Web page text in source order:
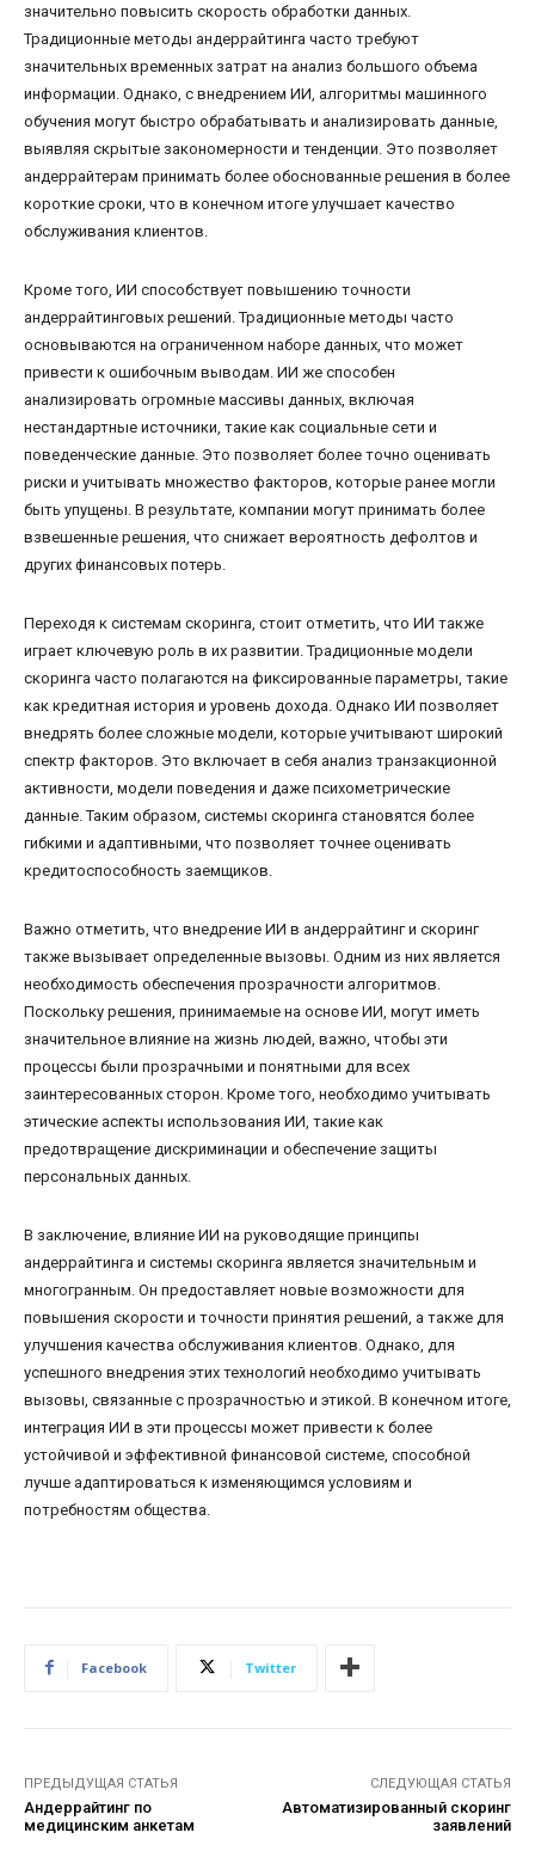
значительно повысить скорость обработки данных.
Традиционные методы андеррайтинга часто требуют
значительных временных затрат на анализ большого объема
информации. Однако, с внедрением ИИ, алгоритмы машинного
обучения могут быстро обрабатывать и анализировать данные,
выявляя скрытые закономерности и тенденции. Это позволяет
андеррайтерам принимать более обоснованные решения в более
короткие сроки, что в конечном итоге улучшает качество
обслуживания клиентов.
Кроме того, ИИ способствует повышению точности
андеррайтинговых решений. Традиционные методы часто
основываются на ограниченном наборе данных, что может
привести к ошибочным выводам. ИИ же способен
анализировать огромные массивы данных, включая
нестандартные источники, такие как социальные сети и
поведенческие данные. Это позволяет более точно оценивать
риски и учитывать множество факторов, которые ранее могли
быть упущены. В результате, компании могут принимать более
взвешенные решения, что снижает вероятность дефолтов и
других финансовых потерь.
Переходя к системам скоринга, стоит отметить, что ИИ также
играет ключевую роль в их развитии. Традиционные модели
скоринга часто полагаются на фиксированные параметры, такие
как кредитная история и уровень дохода. Однако ИИ позволяет
внедрять более сложные модели, которые учитывают широкий
спектр факторов. Это включает в себя анализ транзакционной
активности, модели поведения и даже психометрические
данные. Таким образом, системы скоринга становятся более
гибкими и адаптивными, что позволяет точнее оценивать
кредитоспособность заемщиков.
Важно отметить, что внедрение ИИ в андеррайтинг и скоринг
также вызывает определенные вызовы. Одним из них является
необходимость обеспечения прозрачности алгоритмов.
Поскольку решения, принимаемые на основе ИИ, могут иметь
значительное влияние на жизнь людей, важно, чтобы эти
процессы были прозрачными и понятными для всех
заинтересованных сторон. Кроме того, необходимо учитывать
этические аспекты использования ИИ, такие как
предотвращение дискриминации и обеспечение защиты
персональных данных.
В заключение, влияние ИИ на руководящие принципы
андеррайтинга и системы скоринга является значительным и
многогранным. Он предоставляет новые возможности для
повышения скорости и точности принятия решений, а также для
улучшения качества обслуживания клиентов. Однако, для
успешного внедрения этих технологий необходимо учитывать
вызовы, связанные с прозрачностью и этикой. В конечном итоге,
интеграция ИИ в эти процессы может привести к более
устойчивой и эффективной финансовой системе, способной
лучше адаптироваться к изменяющимся условиям и
потребностям общества.
Facebook Twitter
ПРЕДЫДУЩАЯ СТАТЬЯ
Андеррайтинг по
медицинским анкетам
СЛЕДУЮЩАЯ СТАТЬЯ
Автоматизированный скоринг
заявлений